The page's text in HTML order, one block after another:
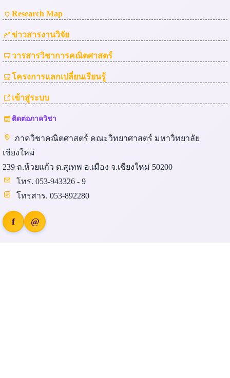
Research Map
ข่าวสารงานวิจัย
วารสารวิชาการคณิตศาสตร์
โครงการแลกเปลี่ยนเรียนรู้
เข้าสู่ระบบ
ติดต่อภาควิชา
ภาควิชาคณิตศาสตร์ คณะวิทยาศาสตร์ มหาวิทยาลัย
เชียงใหม่
239 ถ.ห้วยแก้ว ต.สุเทพ อ.เมือง จ.เชียงใหม่ 50200
โทร. 053-943326 - 9
โทรสาร. 053-892280
f @